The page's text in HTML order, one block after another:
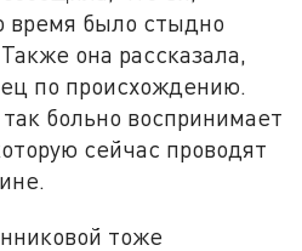
время было стыдно
она рассказала,
по происхождению.
больно воспринимает
сейчас проводят
тоже